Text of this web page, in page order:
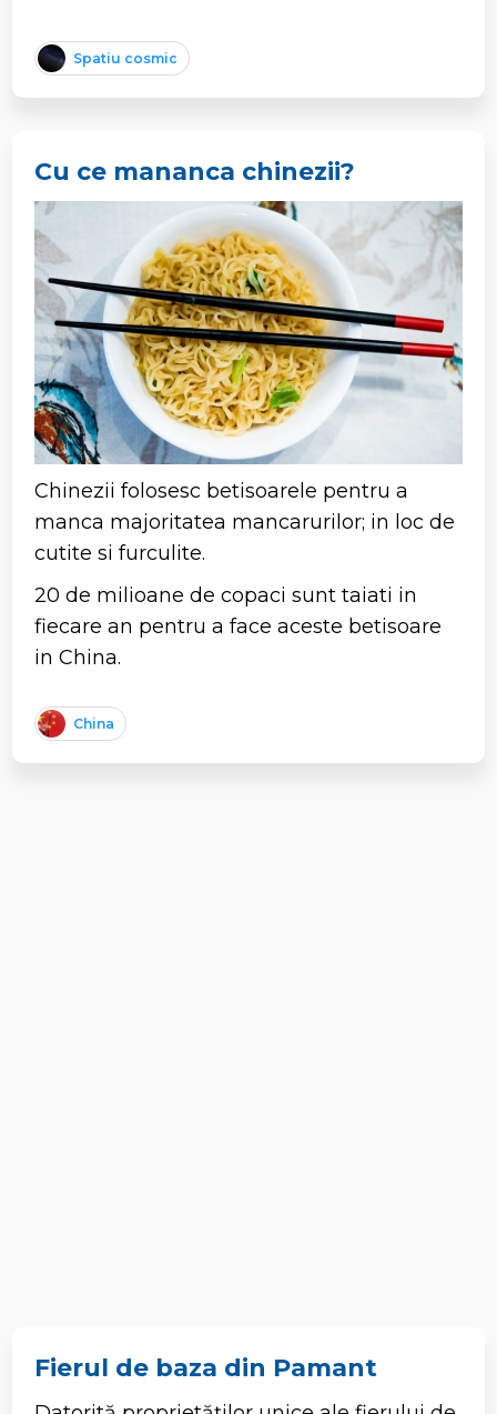
Spatiu cosmic
Cu ce mananca chinezii?
Chinezii folosesc betisoarele pentru a
manca majoritatea mancarurilor; in loc de
cutite si furculite.
20 de milioane de copaci sunt taiati in
fiecare an pentru a face aceste betisoare
in China.
China
Fierul de baza din Pamant